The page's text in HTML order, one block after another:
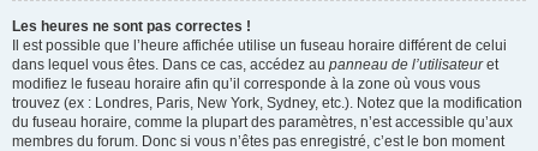
Les heures ne sont pas correctes !
Il est possible que l’heure affichée utilise un fuseau horaire différent de celui
dans lequel vous êtes. Dans ce cas, accédez au panneau de l’utilisateuret
modifiez le fuseau horaire afin qu’il corresponde à la zone où vous vous
trouvez (ex : Londres, Paris, New York, Sydney, etc.). Notez que la modification
du fuseau horaire, comme la plupart des paramètres, n’est accessible qu’aux
membres du forum. Donc si vous n’êtes pas enregistré, c’est le bon moment